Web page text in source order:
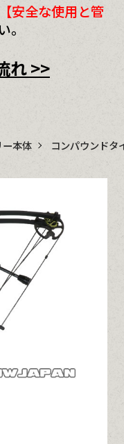
【安全な使用と管
。
れ >>
ー本体 コンパウンドタ